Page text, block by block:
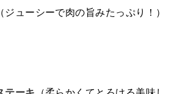
ジューシーで肉の旨みたっぷり！）